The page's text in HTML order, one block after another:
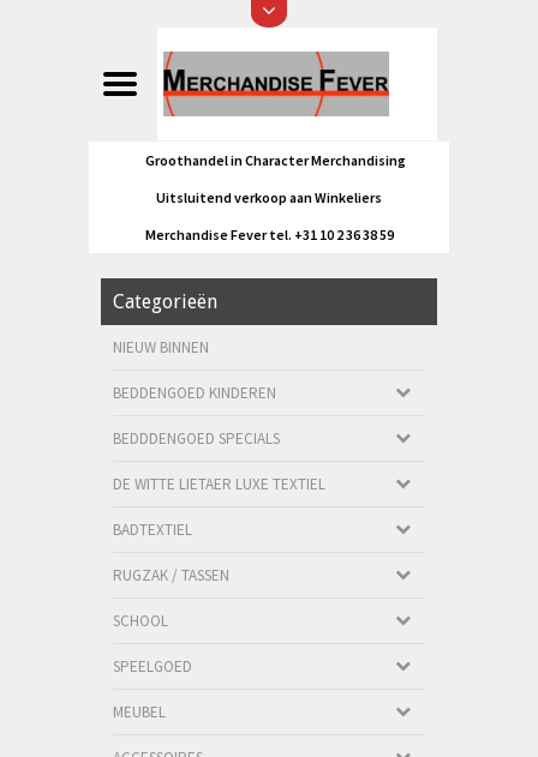
Groothandel in Character Merchandising
Uitsluitend verkoop aan Winkeliers
Merchandise Fever tel. +31 10 2 36 38 59
Categorieën
NIEUW BINNEN
BEDDENGOED KINDEREN
BEDDDENGOED SPECIALS
DE WITTE LIETAER LUXE TEXTIEL
BADTEXTIEL
RUGZAK / TASSEN
SCHOOL
SPEELGOED
MEUBEL